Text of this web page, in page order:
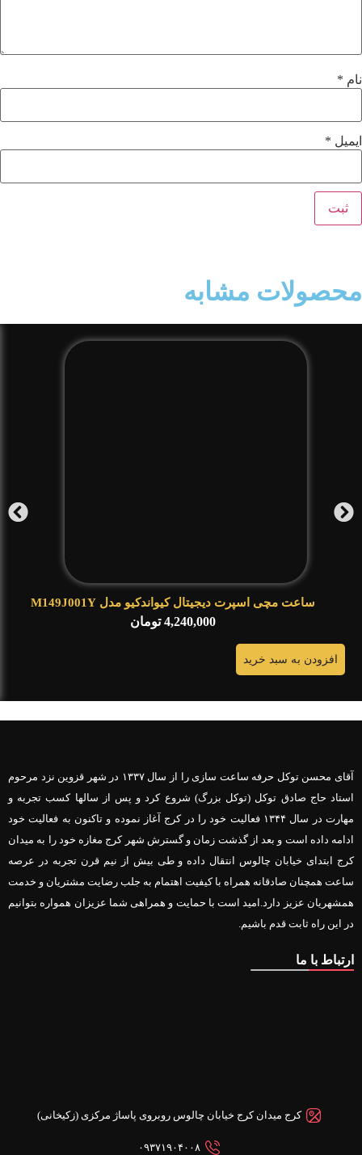
نام *
ایمیل *
محصولات مشابه
ساعت مچی اسپرت دیجیتال کیواندکیو مدل M149J001Y
4,240,000 تومان
افزودن به سبد خرید
آقای محسن توکل حرفه ساعت سازی را از سال ۱۳۳۷ در شهر قزوین نزد مرحوم
استاد حاج صادق توکل (توکل بزرگ) شروع کرد و پس از سالها کسب تجربه و
مهارت در سال ۱۳۴۴ فعالیت خود را در کرج آغاز نموده و تاکنون به فعالیت خود
ادامه داده است و بعد از گذشت زمان و گسترش شهر کرج مغازه خود را به میدان
کرج ابتدای خیابان چالوس انتقال داده و طی بیش از نیم قرن تجربه در عرصه
ساعت همچنان صادقانه همراه با کیفیت اهتمام به جلب رضایت مشتریان و خدمت
همشهریان عزیز دارد.امید است با حمایت و همراهی شما عزیزان همواره بتوانیم
در این راه ثابت قدم باشیم.
ارتباط با ما
کرج میدان کرج خیابان چالوس روبروی پاساژ مرکزی (زکیخانی)
۰۹۳۷۱۹۰۴۰۰۸